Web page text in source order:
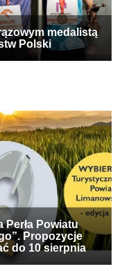
medalistą
Polski
Perła Powiatu
Propozycje
do 10 sierpnia